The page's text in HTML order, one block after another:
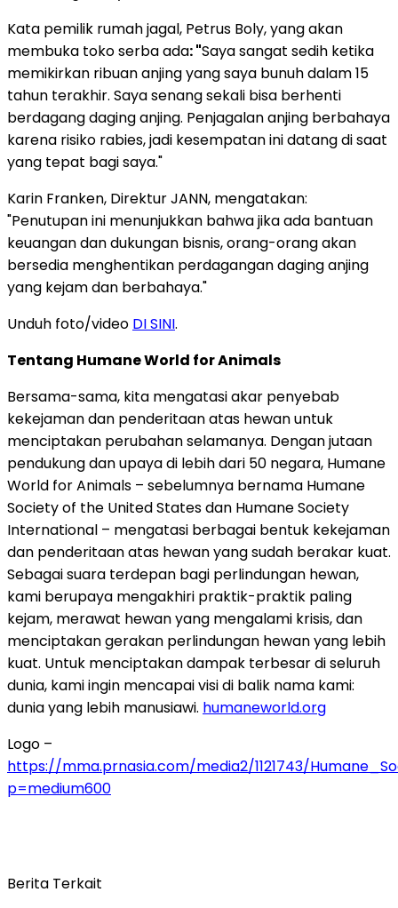
Kata pemilik rumah jagal, Petrus Boly, yang akan
membuka toko serba ada: "Saya sangat sedih ketika
memikirkan ribuan anjing yang saya bunuh dalam 15
tahun terakhir. Saya senang sekali bisa berhenti
berdagang daging anjing. Penjagalan anjing berbahaya
karena risiko rabies, jadi kesempatan ini datang di saat
yang tepat bagi saya."
Karin Franken, Direktur JANN, mengatakan:
"Penutupan ini menunjukkan bahwa jika ada bantuan
keuangan dan dukungan bisnis, orang-orang akan
bersedia menghentikan perdagangan daging anjing
yang kejam dan berbahaya."
Unduh foto/video DI SINI.
Tentang Humane World for Animals
Bersama-sama, kita mengatasi akar penyebab
kekejaman dan penderitaan atas hewan untuk
menciptakan perubahan selamanya. Dengan jutaan
pendukung dan upaya di lebih dari 50 negara, Humane
World for Animals – sebelumnya bernama Humane
Society of the United States dan Humane Society
International – mengatasi berbagai bentuk kekejaman
dan penderitaan atas hewan yang sudah berakar kuat.
Sebagai suara terdepan bagi perlindungan hewan,
kami berupaya mengakhiri praktik-praktik paling
kejam, merawat hewan yang mengalami krisis, dan
menciptakan gerakan perlindungan hewan yang lebih
kuat. Untuk menciptakan dampak terbesar di seluruh
dunia, kami ingin mencapai visi di balik nama kami:
dunia yang lebih manusiawi. humaneworld.org
Logo –
https://mma.prnasia.com/media2/1121743/
p=medium600
Berita Terkait